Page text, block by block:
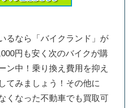
るなら「バイクランド」が
円も安く次のバイクが購
ン中！乗り換え費用を抑え
てみましょう！その他に
くなった不動車でも買取可